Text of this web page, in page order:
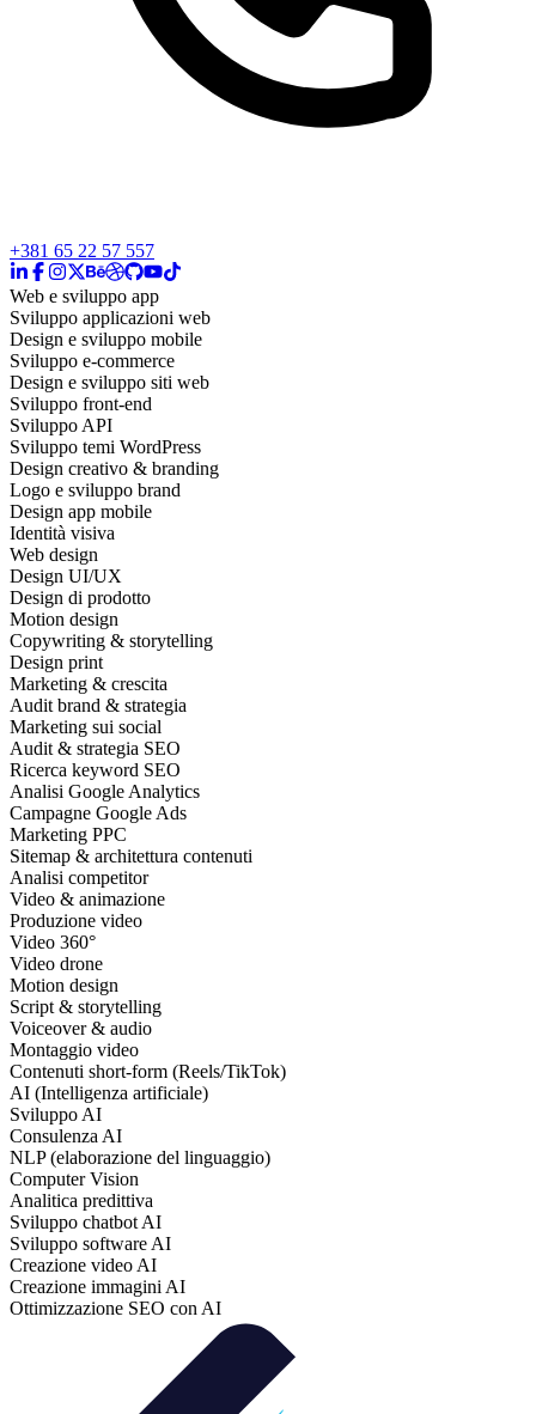
+381 65 22 57 557
Web e sviluppo app
Sviluppo applicazioni web
Design e sviluppo mobile
Sviluppo e‑commerce
Design e sviluppo siti web
Sviluppo front‑end
Sviluppo API
Sviluppo temi WordPress
Design creativo & branding
Logo e sviluppo brand
Design app mobile
Identità visiva
Web design
Design UI/UX
Design di prodotto
Motion design
Copywriting & storytelling
Design print
Marketing & crescita
Audit brand & strategia
Marketing sui social
Audit & strategia SEO
Ricerca keyword SEO
Analisi Google Analytics
Campagne Google Ads
Marketing PPC
Sitemap & architettura contenuti
Analisi competitor
Video & animazione
Produzione video
Video 360°
Video drone
Motion design
Script & storytelling
Voiceover & audio
Montaggio video
Contenuti short‑form (Reels/TikTok)
AI (Intelligenza artificiale)
Sviluppo AI
Consulenza AI
NLP (elaborazione del linguaggio)
Computer Vision
Analitica predittiva
Sviluppo chatbot AI
Sviluppo software AI
Creazione video AI
Creazione immagini AI
Ottimizzazione SEO con AI